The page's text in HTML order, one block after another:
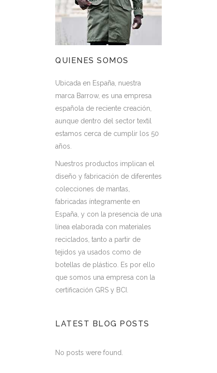
QUIENES SOMOS
Ubicada en España, nuestra
marca Barrow, es una empresa
española de reciente creación,
aunque dentro del sector textil
estamos cerca de cumplir los 50
años.
Nuestros productos implican el
diseño y fabricación de diferentes
colecciones de mantas,
fabricadas íntegramente en
España, y con la presencia de una
línea elaborada con materiales
reciclados, tanto a partir de
tejidos ya usados como de
botellas de plástico. Es por ello
que somos una empresa con la
certificación GRS y BCI.
LATEST BLOG POSTS
No posts were found.